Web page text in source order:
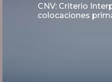
sobre